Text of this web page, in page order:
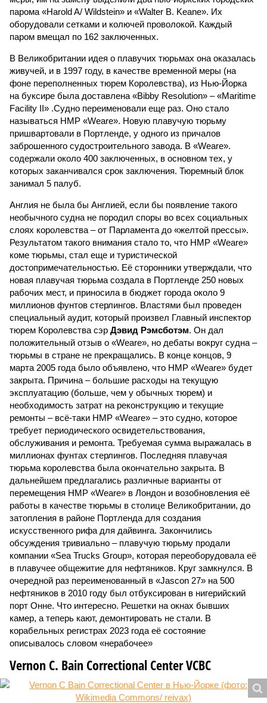
парома «Harold A/ Wildstein» и «Walter B. Keane». Их
оборудовали сетками и колючей проволокой. Каждый
паром вмещал по 162 заключенных.
В Великобритании идея о плавучих тюрьмах она оказалась
живучей, и в 1997 году, в качестве временной меры (на
фоне переполненных тюрем Королевства), из Нью-Йорка
на буксире была доставлена «Bibby Resolution» – «Maritime
Facility II» .Судно переименовали еще раз. Оно стало
называться HMP «Weare». Новую плавучую тюрьму
пришвартовали в Портленде, у одного из причалов
заброшенного судостроительного завода. В «Weare».
содержали около 400 заключенных, в основном тех, у
которых заканчивался срок заключения. Тюремный блок
занимал 5 палуб.
Англия не была бы Англией, если бы появление такого
необычного судна не породил споры во всех социальных
слоях королевства – от Парламента до «желтой прессы».
Результатом такого внимания стало то, что HMP «Weare»
коме тюрьмы, стал еще и туристической
достопримечательностью. Её сторонники утверждали, что
новая плавучая тюрьма создала в Портленде 250 новых
рабочих мест, и приносила в бюджет города около 9
миллионов фунтов стерлингов. Властями был проведен
специальный аудит, который произвел Главный инспектор
тюрем Королевства сэр Дэвид Рэмсботэм. Он дал
положительный отзыв о «Weare», но дебаты вокруг судна –
тюрьмы в стране не прекращались. В конце концов, 9
марта 2005 года было объявлено, что HMP «Weare» будет
закрыта. Причина – большие расходы на текущую
эксплуатацию (больше, чем у обычных тюрем) и
необходимость затрат на реконструкцию и текущие
ремонты – всё-таки HMP «Weare» – это судно, которое
требует периодического освидетельствования,
обслуживания и ремонта. Требуемая сумма выражалась в
миллионах фунтах стерлингов. Последняя плавучая
тюрьма королевства была окончательно закрыта. В
дальнейшем предлагались различные варианты от
перемещения HMP «Weare» в Лондон и возобновления её
работы в качестве тюрьмы в столице Великобритании, до
затопления в районе Портленда для создания
искусственного рифа для дайвинга. Закончились
обсуждения тривиально – плавучую тюрьму продали
компании «Sea Trucks Group», которая переоборудовала её
в плавучее общежитие для нефтяников. Круг замкнулся. В
очередной раз переименованный в «Jascon 27» на 500
нефтяников в 2010 году был отбуксирован в нигерийский
порт Онне. Что интересно. Решетки на окнах бывших
камер, а теперь кают, демонтировать не стали. В
корабельных регистрах 2023 года её состояние
описывалось словом «нерабочее»
Vernon C. Bain Correctional Center VCBC